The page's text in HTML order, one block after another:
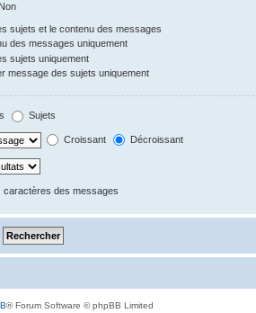
Non
sujets et le contenu des messages
des messages uniquement
sujets uniquement
message des sujets uniquement
Sujets
Croissant Décroissant
caractères des messages
® Forum Software © phpBB Limited